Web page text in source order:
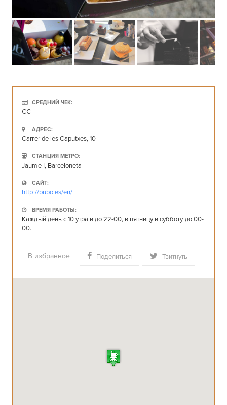
СРЕДНИЙ ЧЕК:
€€
АДРЕС:
Carrer de les Caputxes, 10
СТАНЦИЯ МЕТРО:
Jaume I, Barceloneta
САЙТ:
http://bubo.es/en/
ВРЕМЯ РАБОТЫ:
Каждый день с 10 утра и до 22-00, в пятницу и субботу до 00-
00.
В избранное Поделиться Твитнуть